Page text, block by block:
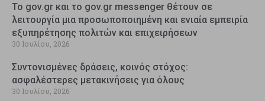
Το gov.gr και το gov.gr messenger θέτουν σε
λειτουργία μια προσωποποιημένη και ενιαία εμπειρία
εξυπηρέτησης πολιτών και επιχειρήσεων
30 Ιουλίου, 2026
Συντονισμένες δράσεις, κοινός στόχος:
ασφαλέστερες μετακινήσεις για όλους
30 Ιουλίου, 2026